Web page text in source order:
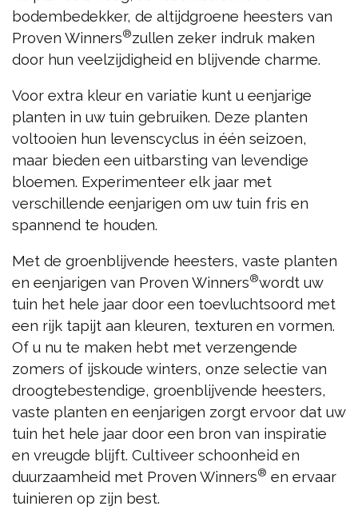
bodembedekker, de altijdgroene heesters van
Proven Winners®zullen zeker indruk maken
door hun veelzijdigheid en blijvende charme.
Voor extra kleur en variatie kunt u eenjarige
planten in uw tuin gebruiken. Deze planten
voltooien hun levenscyclus in één seizoen,
maar bieden een uitbarsting van levendige
bloemen. Experimenteer elk jaar met
verschillende eenjarigen om uw tuin fris en
spannend te houden.
Met de groenblijvende heesters, vaste planten
en eenjarigen van Proven Winners®wordt uw
tuin het hele jaar door een toevluchtsoord met
een rijk tapijt aan kleuren, texturen en vormen.
Of u nu te maken hebt met verzengende
zomers of ijskoude winters, onze selectie van
droogtebestendige, groenblijvende heesters,
vaste planten en eenjarigen zorgt ervoor dat uw
tuin het hele jaar door een bron van inspiratie
en vreugde blijft. Cultiveer schoonheid en
duurzaamheid met Proven Winners® en ervaar
tuinieren op zijn best.